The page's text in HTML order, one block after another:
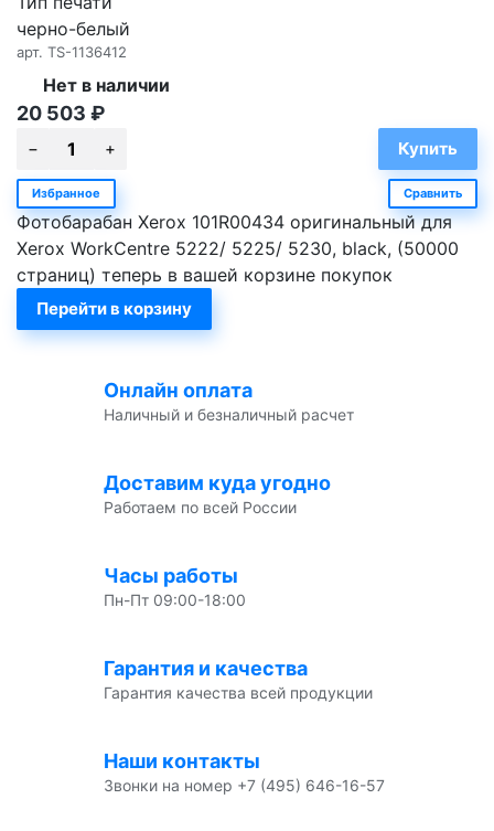
черно-белый
арт. TS-1136412
Нет в наличии
20 503 ₽
Избранное Сравнить
Фотобарабан Xerox 101R00434 оригинальный для
Xerox WorkCentre 5222/ 5225/ 5230, black, (50000
страниц) теперь в вашей корзине покупок
Перейти в корзину
Онлайн оплата
Наличный и безналичный расчет
Доставим куда угодно
Работаем по всей России
Часы работы
Пн-Пт 09:00-18:00
Гарантия и качества
Гарантия качества всей продукции
Наши контакты
Звонки на номер +7 (495) 646-16-57